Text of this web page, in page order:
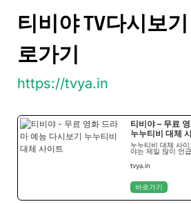
티비야 TV다시보
로가기
https://tvya.in
티비야 – 무료
누누티비 대체
누누티비 대체 사
야는 제일 많이 언
tvya.in
바로가기